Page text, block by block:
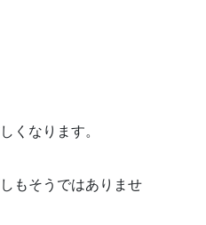
くなります。
もそうではありませ